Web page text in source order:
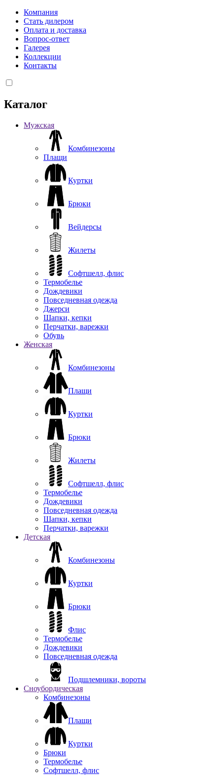
Компания
Стать дилером
Оплата и доставка
Вопрос-ответ
Галерея
Коллекции
Контакты
Каталог
Мужская
Комбинезоны
Плащи
Куртки
Брюки
Вейдерсы
Жилеты
Софтшелл, флис
Термобелье
Дождевики
Повседневная одежда
Джерси
Шапки, кепки
Перчатки, варежки
Обувь
Женская
Комбинезоны
Плащи
Куртки
Брюки
Жилеты
Софтшелл, флис
Термобелье
Дождевики
Повседневная одежда
Шапки, кепки
Перчатки, варежки
Детская
Комбинезоны
Куртки
Брюки
Флис
Термобелье
Дождевики
Повседневная одежда
Подшлемники, вороты
Сноубордическая
Комбинезоны
Плащи
Куртки
Брюки
Термобелье
Софтшелл, флис